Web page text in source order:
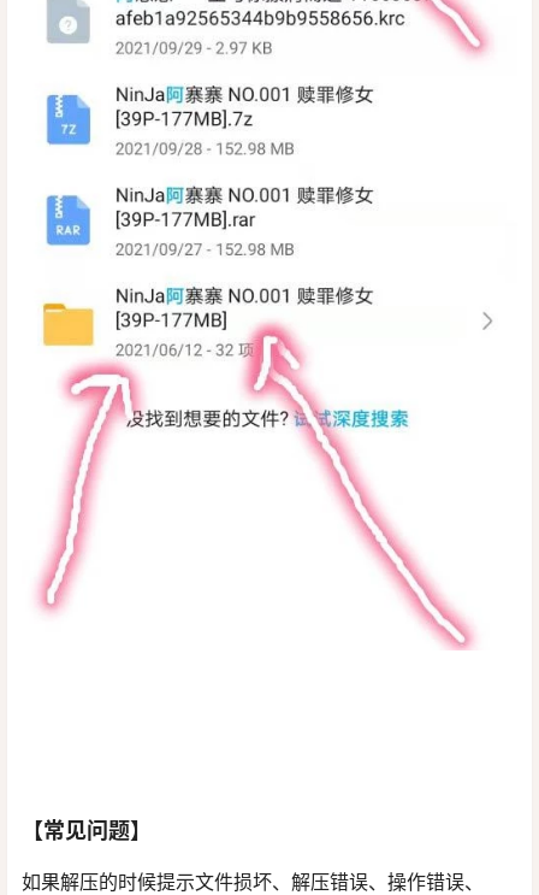
【常见问题】
如果解压的时候提示文件损坏、解压错误、操作错误、